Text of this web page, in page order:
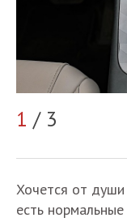
1 / 3
Хочется от души
есть